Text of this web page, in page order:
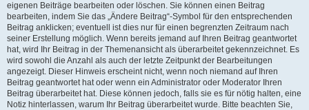
eigenen Beiträge bearbeiten oder löschen. Sie können einen Beitrag
bearbeiten, indem Sie das „Ändere Beitrag“-Symbol für den entsprechenden
Beitrag anklicken; eventuell ist dies nur für einen begrenzten Zeitraum nach
seiner Erstellung möglich. Wenn bereits jemand auf Ihren Beitrag geantwortet
hat, wird Ihr Beitrag in der Themenansicht als überarbeitet gekennzeichnet. Es
wird sowohl die Anzahl als auch der letzte Zeitpunkt der Bearbeitungen
angezeigt. Dieser Hinweis erscheint nicht, wenn noch niemand auf Ihren
Beitrag geantwortet hat oder wenn ein Administrator oder Moderator Ihren
Beitrag überarbeitet hat. Diese können jedoch, falls sie es für nötig halten, eine
Notiz hinterlassen, warum Ihr Beitrag überarbeitet wurde. Bitte beachten Sie,